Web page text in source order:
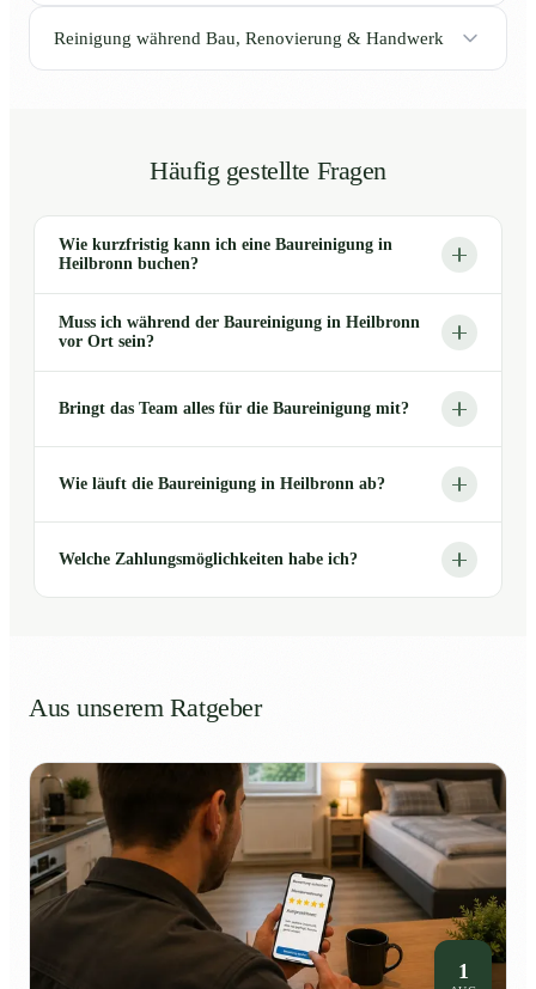
Reinigung während Bau, Renovierung & Handwerk
Häufig gestellte Fragen
Wie kurzfristig kann ich eine Baureinigung in
Heilbronn buchen?
Muss ich während der Baureinigung in Heilbronn
vor Ort sein?
Bringt das Team alles für die Baureinigung mit?
Wie läuft die Baureinigung in Heilbronn ab?
Welche Zahlungsmöglichkeiten habe ich?
Aus unserem Ratgeber
1